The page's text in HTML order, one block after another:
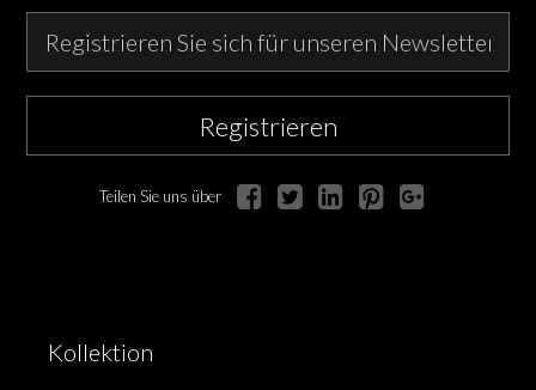
Registrieren
Teilen Sie uns über
Kollektion